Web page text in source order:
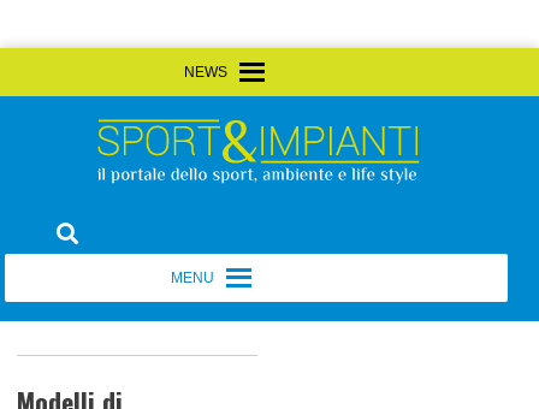
to
Sport&Impianti
Modelli di